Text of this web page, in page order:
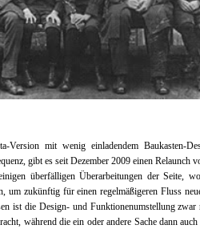
mit wenig einladendem Baukasten-
gibt es seit Dezember 2009 einen Relaunch
überfälligen Überarbeitungen der Seite,
um zukünftig für einen regelmäßigeren Fluss
ist die Design- und Funktionenumstellung zwar
während die ein oder andere Sache dann